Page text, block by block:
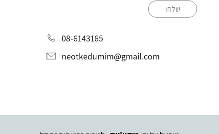
שלחו
08-6143165
neotkedumim@gmail.com